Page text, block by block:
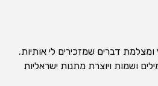
דברים שמזכירים לי אותיות.
ושמות ויוצרת מתנות ישראליות